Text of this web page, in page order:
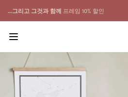
...그리고 그것과 함께 프레임 10% 할인